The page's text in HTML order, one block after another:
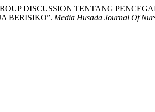
DISCUSSION TENTANG
BERISIKO”. Media Husada Journal Of